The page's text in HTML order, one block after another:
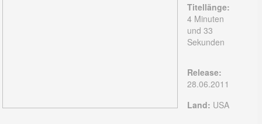
Titellänge:
4 Minuten
und 33
Sekunden
Release:
28.06.2011
Land: USA